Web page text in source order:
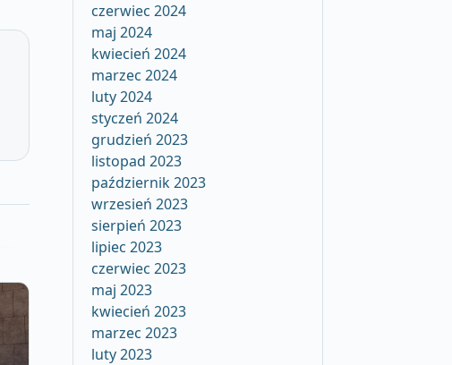
czerwiec 2024
maj 2024
kwiecień 2024
marzec 2024
luty 2024
styczeń 2024
grudzień 2023
listopad 2023
październik 2023
wrzesień 2023
sierpień 2023
lipiec 2023
czerwiec 2023
maj 2023
kwiecień 2023
marzec 2023
luty 2023